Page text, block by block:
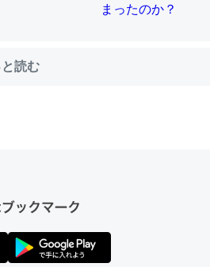
ツール導入でコミュニケーションが劇的に変
と読む